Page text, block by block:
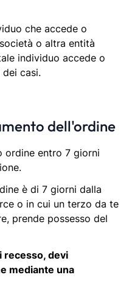
che accede o
o altra entità
individuo accede o
casi.
dell'ordine
ordine entro 7 giorni
è di 7 giorni dalla
o in cui un terzo da te
prende possesso del
recesso, devi
mediante una